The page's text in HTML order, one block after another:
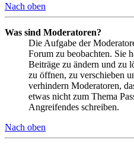
Nach oben
Was sind Moderatoren?
Die Aufgabe der
Forum zu beobachten. Sie
Beiträge zu ändern und zu
zu öffnen, zu verschieben
verhindern Moderatoren,
etwas nicht zum Thema
Angreifendes schreiben.
Nach oben